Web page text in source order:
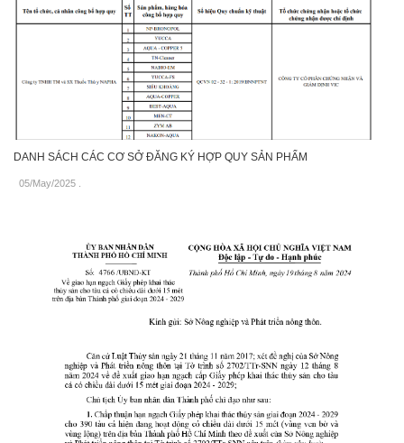
DANH SÁCH CÁC CƠ SỞ ĐĂNG KÝ HỢP QUY SẢN PHẨM
05/May/2025